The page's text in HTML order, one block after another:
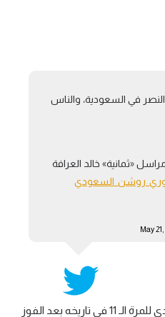
في السعودية، والناس
«ثمانية» خالد العرافة
May
وتوج النصر بلقب الدوري السعودي للمرة الـ 11 في تاريخه بعد الفوز